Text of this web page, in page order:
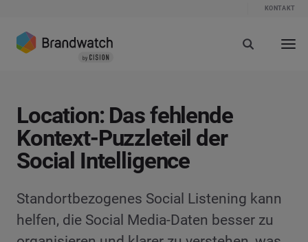
KONTAKT
Location: Das fehlende
Kontext-Puzzleteil der
Social Intelligence
Standortbezogenes Social Listening kann
helfen, die Social Media-Daten besser zu